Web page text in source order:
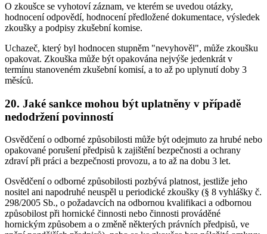
O zkoušce se vyhotoví záznam, ve kterém se uvedou otázky,
hodnocení odpovědí, hodnocení předložené dokumentace, výsledek
zkoušky a podpisy zkušební komise.
Uchazeč, který byl hodnocen stupněm "nevyhověl", může zkoušku
opakovat. Zkouška může být opakována nejvýše jedenkrát v
termínu stanoveném zkušební komisí, a to až po uplynutí doby 3
měsíců.
20. Jaké sankce mohou být uplatněny v případě
nedodržení povinností
Osvědčení o odborné způsobilosti může být odejmuto za hrubé nebo
opakované porušení předpisů k zajištění bezpečnosti a ochrany
zdraví při práci a bezpečnosti provozu, a to až na dobu 3 let.
Osvědčení o odborné způsobilosti pozbývá platnost, jestliže jeho
nositel ani napodruhé neuspěl u periodické zkoušky (§ 8 vyhlášky č.
298/2005 Sb., o požadavcích na odbornou kvalifikaci a odbornou
způsobilost při hornické činnosti nebo činnosti prováděné
hornickým způsobem a o změně některých právních předpisů, ve